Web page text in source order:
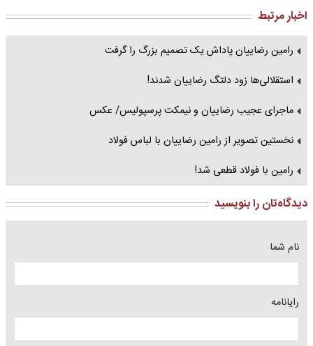
اخبار مرتبط
رامین رضاییان پاداش یک تصمیم بزرگ را گرفت
استقلالی‌ها زود دلتگ رضاییان شدند!
ماجرای عجیب رضاییان و نیمکت پرسپولیس/ عکس
نخستین تصویر از رامین رضاییان با لباس فولاد
رامین با فولاد قطعی شد!
دیدگاه‌تان را بنویسید
نام شما
رایانامه